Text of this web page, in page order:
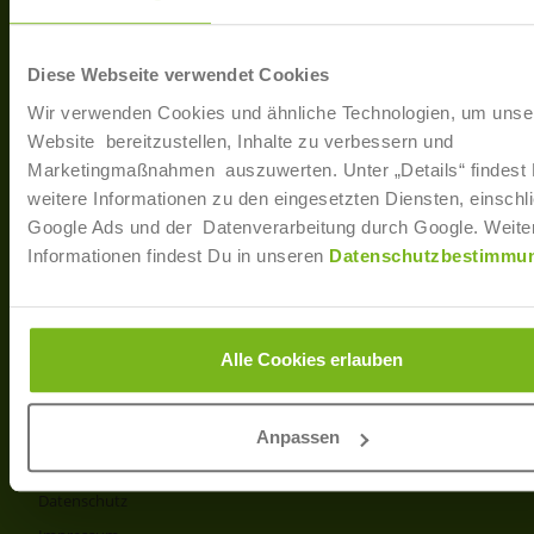
Diese Webseite verwendet Cookies
Wir verwenden Cookies und ähnliche Technologien, um
Website bereitzustellen, Inhalte zu verbessern und
Marketingmaßnahmen auszuwerten. Unter „Details“ findest
weitere Informationen zu den eingesetzten Diensten,
Google Ads und der Datenverarbeitung durch Google.
Informationen findest Du in unseren
Alle Cookies erlauben
Anpassen
40233 Düsseldorf
T: +49 (0)211 / 866 68 - 13
E-Mail: info@joborama.de
Über Uns
Veranstaltungen
Ansprechpartner
Partner
Produkt- und Preisliste
Disclaimer